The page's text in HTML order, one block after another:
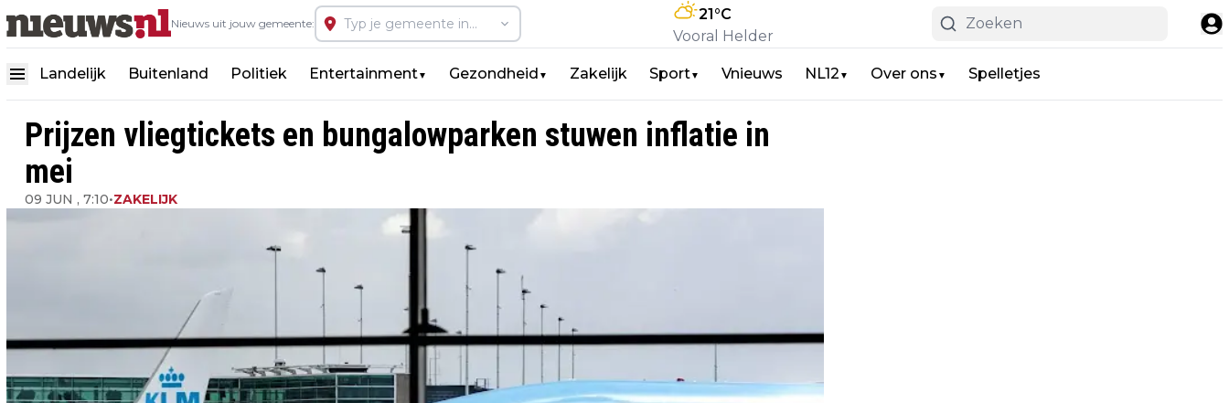
Nieuws uit jouw gemeente:
21°C
Vooral Helder
Landelijk Buitenland Politiek Entertainment▼ Gezondheid ▼ Zakelijk Sport▼ Vnieuws NL12 ▼ Over ons ▼ Spelletjes
Prijzen vliegtickets en bungalowparken stuwen inflatie in
mei
09 JUN , 7:10•ZAKELIJK